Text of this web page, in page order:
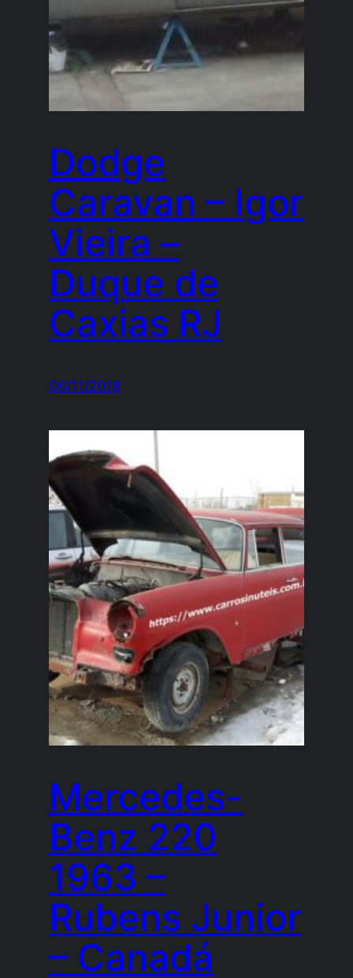
Dodge
Caravan – Igor
Vieira –
Duque de
Caxias RJ
06/11/2018
Mercedes-
Benz 220
1963 –
Rubens Junior
– Canadá